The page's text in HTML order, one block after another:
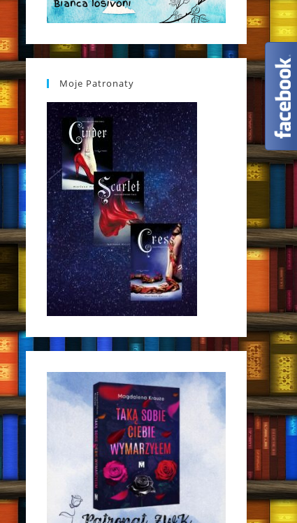
Moje Patronaty